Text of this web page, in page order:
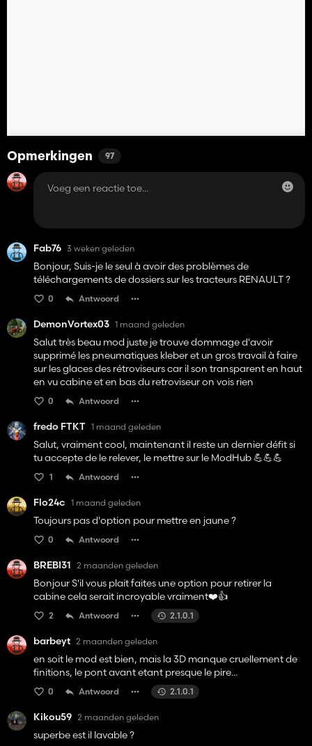
Opmerkingen 97
Fab76 3 weken geleden
Bonjour, Suis-je le seul à avoir des problèmes de
téléchargements de dossiers sur les tracteurs RENAULT ?
0 Antwoord
DemonVortex03 1 maand geleden
Salut très beau mod juste je trouve dommage d'avoir
supprimé les pneumatiques kleber et un gros travail à faire
sur les glaces des rétroviseurs car il son transparent en haut
en vu cabine et en bas du retroviseur on vois rien
0 Antwoord
fredo FTKT 1 maand geleden
Salut, vraiment cool, maintenant il reste un dernier défit si
tu accepte de le relever, le mettre sur le ModHub 💪💪💪
1 Antwoord
Flo24c 1 maand geleden
Toujours pas d'option pour mettre en jaune ?
0 Antwoord
BREBI31 2 maanden geleden
Bonjour S'il vous plait faites une option pour retirer la
cabine cela serait incroyable vraiment❤️👍️
2 Antwoord 2.1.0.1
barbeyt 2 maanden geleden
en soit le mod est bien, mais la 3D manque cruellement de
finitions, le pont avant etant presque le pire...
0 Antwoord 2.1.0.1
Kikou59 2 maanden geleden
superbe est il lavable ?